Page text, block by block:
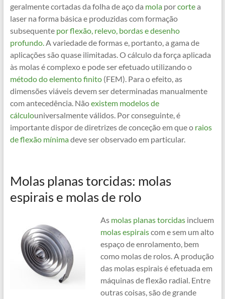
geralmente cortadas da folha de aço da molaporcortea
laser na forma básica e produzidas com formação
subsequente por flexão, relevo, bordas e desenho
profundo.A variedade de formas e, portanto, a gama de
aplicações são quase ilimitadas. O cálculo da força aplicada
às molas é complexo e pode ser efetuado utilizando o
método do elemento finito(FEM). Para o efeito, as
dimensões viáveis devem ser determinadas manualmente
com antecedência. Nãoexistem modelos de
cálculouniversalmente válidos. Por conseguinte, é
importante dispor de diretrizes de conceção em que o raios
de flexão mínimadeve ser observado em particular.
Molas planas torcidas: molas
espirais e molas de rolo
As molas planas torcidasincluem
molas espiraiscom e sem um alto
espaço de enrolamento, bem
como molas de rolos. A produção
das molas espirais é efetuada em
máquinas de flexão radial. Entre
outras coisas, são de grande